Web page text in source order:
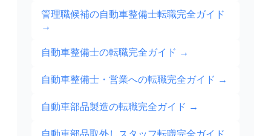
管理職候補の自動車整備士転職完全ガイド
→
自動車整備士の転職完全ガイド →
自動車整備士・営業への転職完全ガイド →
自動車部品製造の転職完全ガイド →